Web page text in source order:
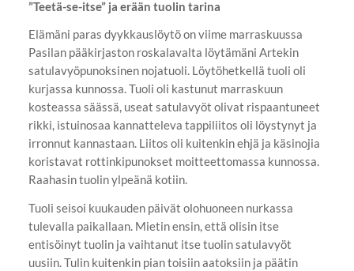
”Teetä-se-itse” ja erään tuolin tarina
Elämäni paras dyykkauslöytö on viime marraskuussa
Pasilan pääkirjaston roskalavalta löytämäni Artekin
satulavyöpunoksinen nojatuoli. Löytöhetkellä tuoli oli
kurjassa kunnossa. Tuoli oli kastunut marraskuun
kosteassa säässä, useat satulavyöt olivat rispaantuneet
rikki, istuinosaa kannatteleva tappiliitos oli löystynyt ja
irronnut kannastaan. Liitos oli kuitenkin ehjä ja käsinojia
koristavat rottinkipunokset moitteettomassa kunnossa.
Raahasin tuolin ylpeänä kotiin.
Tuoli seisoi kuukauden päivät olohuoneen nurkassa
tulevalla paikallaan. Mietin ensin, että olisin itse
entisöinyt tuolin ja vaihtanut itse tuolin satulavyöt
uusiin. Tulin kuitenkin pian toisiin aatoksiin ja päätin